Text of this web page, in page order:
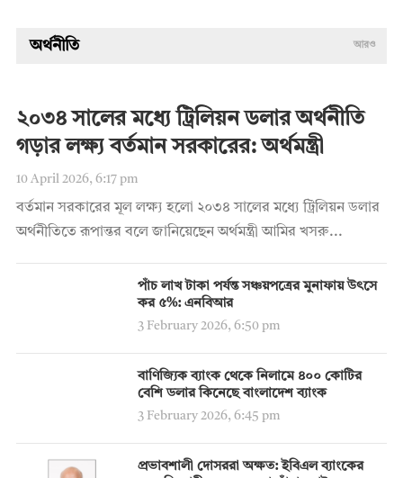
অর্থনীতি আরও
২০৩৪ সালের মধ্যে ট্রিলিয়ন ডলার অর্থনীতি
গড়ার লক্ষ্য বর্তমান সরকারের: অর্থমন্ত্রী
10 April 2026, 6:17 pm
বর্তমান সরকারের মূল লক্ষ্য হলো ২০৩৪ সালের মধ্যে ট্রিলিয়ন ডলার
অর্থনীতিতে রূপান্তর বলে জানিয়েছেন অর্থমন্ত্রী আমির খসরু...
পাঁচ লাখ টাকা পর্যন্ত সঞ্চয়পত্রের মুনাফায় উৎসে
কর ৫%: এনবিআর
3 February 2026, 6:50 pm
বাণিজ্যিক ব্যাংক থেকে নিলামে ৪০০ কোটির
বেশি ডলার কিনেছে বাংলাদেশ ব্যাংক
3 February 2026, 6:45 pm
প্রভাবশালী দোসররা অক্ষত: ইবিএল ব্যাংকের